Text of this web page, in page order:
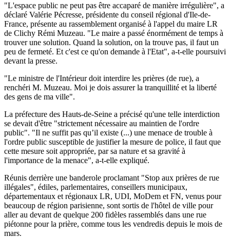
"L'espace public ne peut pas être accaparé de manière irrégulière", a
déclaré Valérie Pécresse, présidente du conseil régional d'Ile-de-
France, présente au rassemblement organisé à l'appel du maire LR
de Clichy Rémi Muzeau. "Le maire a passé énormément de temps à
trouver une solution. Quand la solution, on la trouve pas, il faut un
peu de fermeté. Et c'est ce qu'on demande à l'Etat", a-t-elle poursuivi
devant la presse.
"Le ministre de l'Intérieur doit interdire les prières (de rue), a
renchéri M. Muzeau. Moi je dois assurer la tranquillité et la liberté
des gens de ma ville".
La préfecture des Hauts-de-Seine a précisé qu'une telle interdiction
se devait d'être "strictement nécessaire au maintien de l'ordre
public". "Il ne suffit pas qu’il existe (...) une menace de trouble à
l'ordre public susceptible de justifier la mesure de police, il faut que
cette mesure soit appropriée, par sa nature et sa gravité à
l'importance de la menace", a-t-elle expliqué.
Réunis derrière une banderole proclamant "Stop aux prières de rue
illégales", édiles, parlementaires, conseillers municipaux,
départementaux et régionaux LR, UDI, MoDem et FN, venus pour
beaucoup de région parisienne, sont sortis de l'hôtel de ville pour
aller au devant de quelque 200 fidèles rassemblés dans une rue
piétonne pour la prière, comme tous les vendredis depuis le mois de
mars.